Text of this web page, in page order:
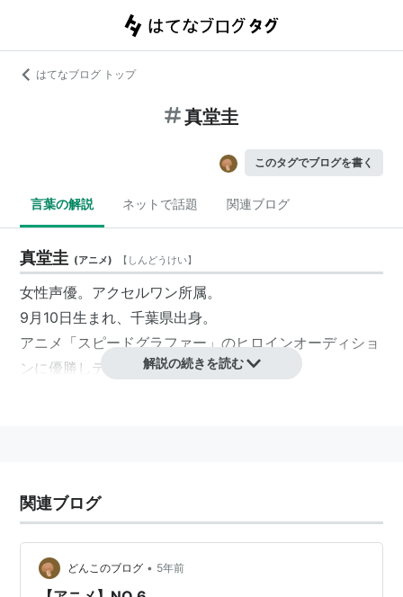
はてなブログ トップ
真堂圭
このタグでブログを書く
言葉の解説 ネットで話題 関連ブログ
真堂圭 (アニメ) 【 しんどうけい】
女性声優。アクセルワン所属。
9月10日生まれ、千葉県出身。
アニメ「スピードグラファー」のヒロインオーディショ
ンに優勝しデビュー。
アニメ
スピードグラファー（天王洲神楽）
ワンワンセレプー それゆけ！徹之進（犬山ルミ）
解説の続きを読む
関連ブログ
どんこのブログ • 5年前